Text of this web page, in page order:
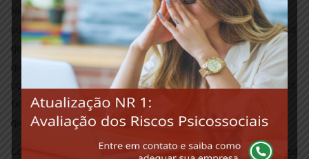
Nemo enim ipsam voluptatem quia voluptas sit aspernatur
aut odit aut fugit, sed quia consequuntur magni dolores eos
qui ratione voluptatem sequi nesciunt. Neque porro
quisquam est, qui dolorem ipsum quia dolor sit amet,
consectetur, adipisci velit, sed quia non numquam eius modi
tempora incidunt ut labore et dolore magnam aliquam
quaerat voluptatem.
Lorem ipsum dolor sit amet, consectetur adipisicing elit, sed